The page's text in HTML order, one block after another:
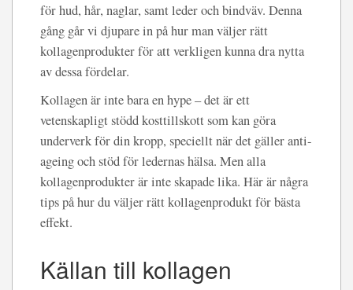
för hud, hår, naglar, samt leder och bindväv. Denna
gång går vi djupare in på hur man väljer rätt
kollagenprodukter för att verkligen kunna dra nytta
av dessa fördelar.
Kollagen är inte bara en hype – det är ett
vetenskapligt stödd kosttillskott som kan göra
underverk för din kropp, speciellt när det gäller anti-
ageing och stöd för ledernas hälsa. Men alla
kollagenprodukter är inte skapade lika. Här är några
tips på hur du väljer rätt kollagenprodukt för bästa
effekt.
Källan till kollagen